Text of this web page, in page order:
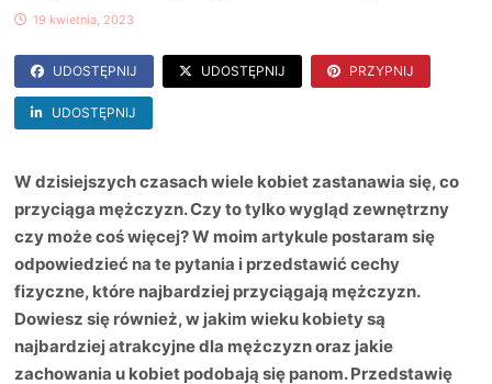
19 kwietnia, 2023
UDOSTĘPNIJ UDOSTĘPNIJ PRZYPNIJ
UDOSTĘPNIJ
W dzisiejszych czasach wiele kobiet zastanawia się, co
przyciąga mężczyzn. Czy to tylko wygląd zewnętrzny
czy może coś więcej? W moim artykule postaram się
odpowiedzieć na te pytania i przedstawić cechy
fizyczne, które najbardziej przyciągają mężczyzn.
Dowiesz się również, w jakim wieku kobiety są
najbardziej atrakcyjne dla mężczyzn oraz jakie
zachowania u kobiet podobają się panom. Przedstawię